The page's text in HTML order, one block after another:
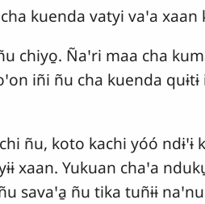
kuenda vatyi vaꞌa xaan
ñu chiyo̱. Ñaꞌri maa cha
iñi ñu cha kuenda
ñu, koto kachi yóó ndɨꞌɨ
xaan. Yukuan chaꞌa
savaꞌa̱ ñu tika tuñɨɨ